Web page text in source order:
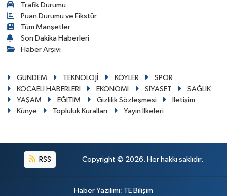
Trafik Durumu
Puan Durumu ve Fikstür
Tüm Manşetler
Son Dakika Haberleri
Haber Arşivi
GÜNDEM TEKNOLOJİ KÖYLER
SPOR
KOCAELİ HABERLERİ
EKONOMİ SİYASET
SAĞLIK
YAŞAM
EĞİTİM Gizlilik Sözleşmesi
İletişim
Künye
Topluluk Kuralları Yayın İlkeleri
RSS Copyright © 2026. Her hakkı saklıdır.
Haber Yazılımı: TE Bilişim